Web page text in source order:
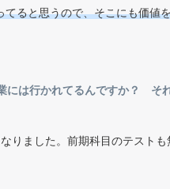
ると思うので、そこにも価値
は行かれてるんですか？ そ
りました。前期科目のテストも